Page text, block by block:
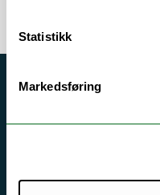
Statistikk
Markedsføring
Akutt hjelp
Si ifra!
Personvern ved UiT